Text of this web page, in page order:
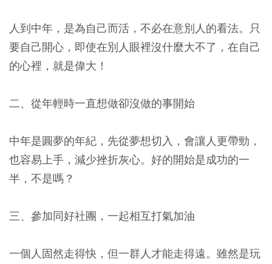
人到中年，是為自己而活，不必在意別人的看法。只
要自己開心，即使在別人眼裡沒什麼大不了，在自己
的心裡，就是偉大！
二、從年輕時一直想做卻沒做的事開始
中年是圓夢的年紀，先從夢想切入，會讓人更帶勁，
也容易上手，減少挫折灰心。好的開始是成功的一
半，不是嗎？
三、參加同好社團，一起相互打氣加油
一個人固然走得快，但一群人才能走得遠。雖然是玩